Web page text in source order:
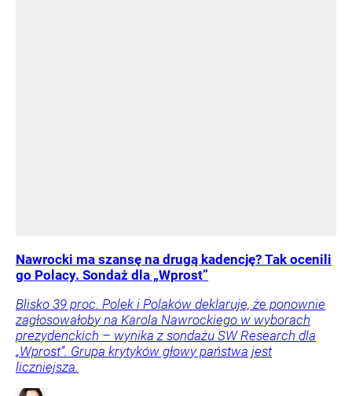
Nawrocki ma szansę na drugą kadencję? Tak ocenili
go Polacy. Sondaż dla „Wprost”
Blisko 39 proc. Polek i Polaków deklaruje, że ponownie
zagłosowałoby na Karola Nawrockiego w wyborach
prezydenckich – wynika z sondażu SW Research dla
„Wprost”. Grupa krytyków głowy państwa jest
liczniejsza.